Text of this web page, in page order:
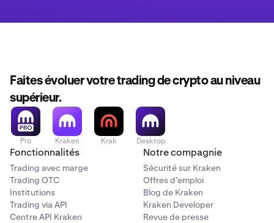
Faites évoluer votre trading de crypto au niveau
supérieur.
Pro Kraken Krak Desktop
Fonctionnalités
Trading avec marge
Trading OTC
Institutions
Trading via API
Centre API Kraken
Notre compagnie
Sécurité sur Kraken
Offres d’emploi
Blog de Kraken
Kraken Developer
Revue de presse